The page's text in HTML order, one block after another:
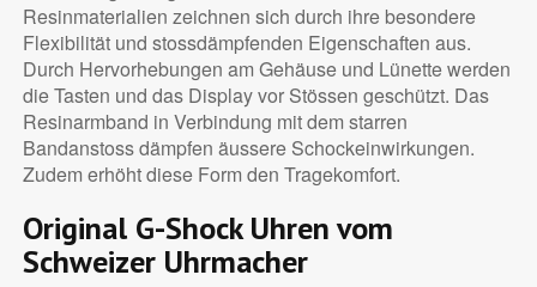
Resinmaterialien zeichnen sich durch ihre besondere
Flexibilität und stossdämpfenden Eigenschaften aus.
Durch Hervorhebungen am Gehäuse und Lünette werden
die Tasten und das Display vor Stössen geschützt. Das
Resinarmband in Verbindung mit dem starren
Bandanstoss dämpfen äussere Schockeinwirkungen.
Zudem erhöht diese Form den Tragekomfort.
Original G-Shock Uhren vom
Schweizer Uhrmacher